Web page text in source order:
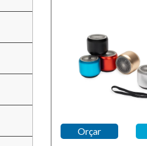
Orçar